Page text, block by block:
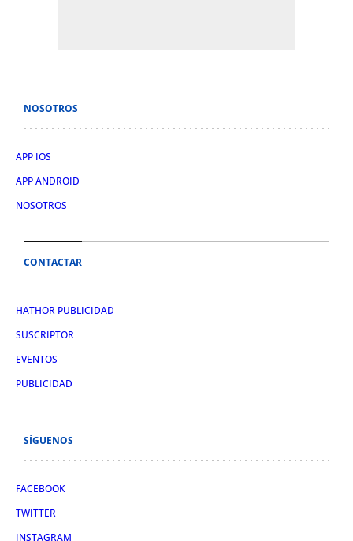
NOSOTROS
APP IOS
APP ANDROID
NOSOTROS
CONTACTAR
HATHOR PUBLICIDAD
SUSCRIPTOR
EVENTOS
PUBLICIDAD
SÍGUENOS
FACEBOOK
TWITTER
INSTAGRAM